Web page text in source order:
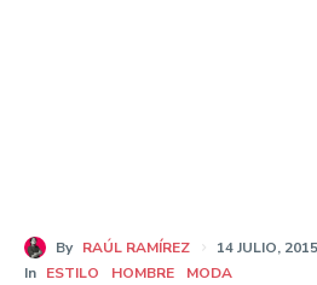
By RAÚL RAMÍREZ
14 JULIO, 2015
In ESTILO HOMBRE MODA